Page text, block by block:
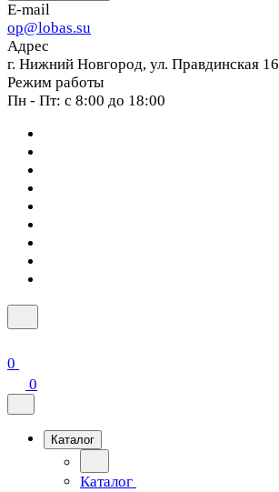
E-mail
op@lobas.su
Адрес
г. Нижний Новгород, ул. Правдинская 16
Режим работы
Пн - Пт: с 8:00 до 18:00
0
0
Каталог
Каталог